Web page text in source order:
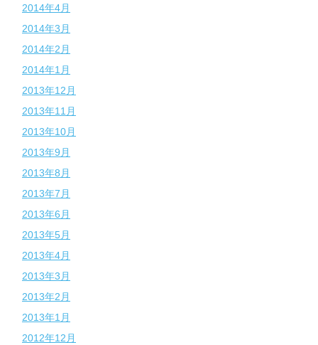
2014年4月
2014年3月
2014年2月
2014年1月
2013年12月
2013年11月
2013年10月
2013年9月
2013年8月
2013年7月
2013年6月
2013年5月
2013年4月
2013年3月
2013年2月
2013年1月
2012年12月